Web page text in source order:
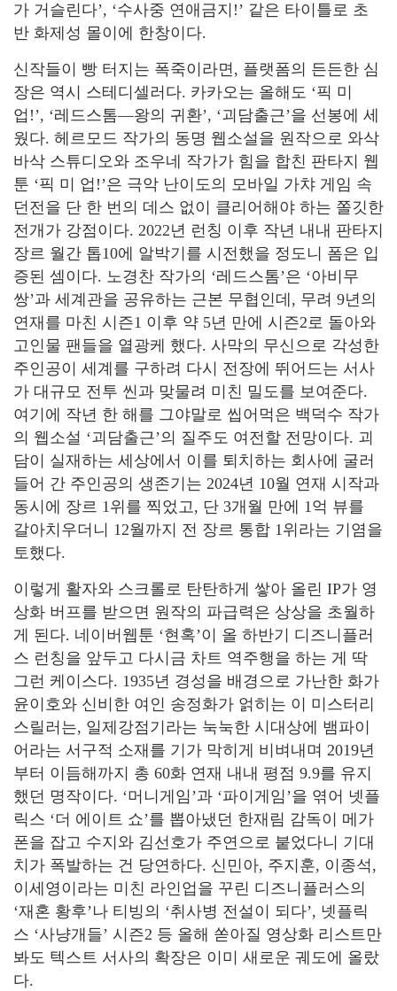
가 거슬린다’, ‘수사중 연애금지!’ 같은 타이틀로 초
반 화제성 몰이에 한창이다.
신작들이 빵 터지는 폭죽이라면, 플랫폼의 든든한 심
장은 역시 스테디셀러다. 카카오는 올해도 ‘픽 미
업!’, ‘레드스톰―왕의 귀환’, ‘괴담출근’을 선봉에 세
웠다. 헤르모드 작가의 동명 웹소설을 원작으로 와삭
바삭 스튜디오와 조우네 작가가 힘을 합친 판타지 웹
툰 ‘픽 미 업!’은 극악 난이도의 모바일 가챠 게임 속
던전을 단 한 번의 데스 없이 클리어해야 하는 쫄깃한
전개가 강점이다. 2022년 런칭 이후 작년 내내 판타지
장르 월간 톱10에 알박기를 시전했을 정도니 폼은 입
증된 셈이다. 노경찬 작가의 ‘레드스톰’은 ‘아비무
쌍’과 세계관을 공유하는 근본 무협인데, 무려 9년의
연재를 마친 시즌1 이후 약 5년 만에 시즌2로 돌아와
고인물 팬들을 열광케 했다. 사막의 무신으로 각성한
주인공이 세계를 구하려 다시 전장에 뛰어드는 서사
가 대규모 전투 씬과 맞물려 미친 밀도를 보여준다.
여기에 작년 한 해를 그야말로 씹어먹은 백덕수 작가
의 웹소설 ‘괴담출근’의 질주도 여전할 전망이다. 괴
담이 실재하는 세상에서 이를 퇴치하는 회사에 굴러
들어 간 주인공의 생존기는 2024년 10월 연재 시작과
동시에 장르 1위를 찍었고, 단 3개월 만에 1억 뷰를
갈아치우더니 12월까지 전 장르 통합 1위라는 기염을
토했다.
이렇게 활자와 스크롤로 탄탄하게 쌓아 올린 IP가 영
상화 버프를 받으면 원작의 파급력은 상상을 초월하
게 된다. 네이버웹툰 ‘현혹’이 올 하반기 디즈니플러
스 런칭을 앞두고 다시금 차트 역주행을 하는 게 딱
그런 케이스다. 1935년 경성을 배경으로 가난한 화가
윤이호와 신비한 여인 송정화가 얽히는 이 미스터리
스릴러는, 일제강점기라는 눅눅한 시대상에 뱀파이
어라는 서구적 소재를 기가 막히게 비벼내며 2019년
부터 이듬해까지 총 60화 연재 내내 평점 9.9를 유지
했던 명작이다. ‘머니게임’과 ‘파이게임’을 엮어 넷플
릭스 ‘더 에이트 쇼’를 뽑아냈던 한재림 감독이 메가
폰을 잡고 수지와 김선호가 주연으로 붙었다니 기대
치가 폭발하는 건 당연하다. 신민아, 주지훈, 이종석,
이세영이라는 미친 라인업을 꾸린 디즈니플러스의
‘재혼 황후’나 티빙의 ‘취사병 전설이 되다’, 넷플릭
스 ‘사냥개들’ 시즌2 등 올해 쏟아질 영상화 리스트만
봐도 텍스트 서사의 확장은 이미 새로운 궤도에 올랐
다.